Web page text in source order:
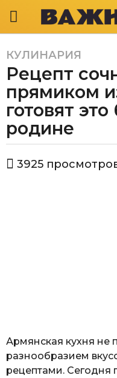
5
л
т
a
g
5
л
КУЛИНАРИЯ
Рецепт
прямиком
готовят
родине
в
3925
Армянская кухня не
разнообразием
рецептами. Сегодня